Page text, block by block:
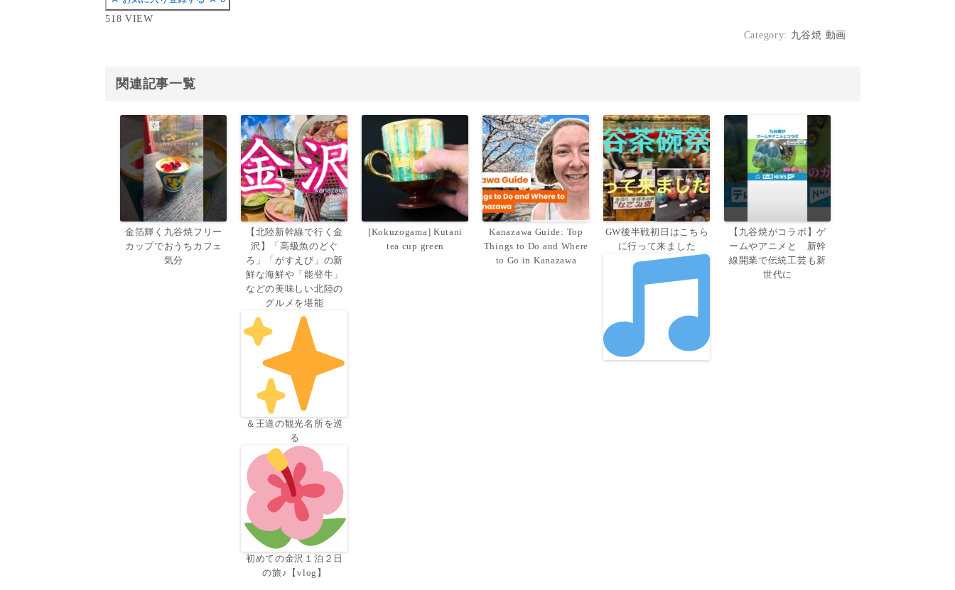
518 VIEW
Category: 九谷焼 動画
関連記事一覧
金箔輝く九谷焼フリー
カップでおうちカフェ
気分
【北陸新幹線で行く金
沢】「高級魚のどぐ
ろ」「がすえび」の新
鮮な海鮮や「能登牛」
などの美味しい北陸の
グルメを堪能
＆王道の観光名所を巡
る
初めての金沢１泊２日
の旅♪【vlog】
[Kokuzogama] Kutani
tea cup green
Kanazawa Guide: Top
Things to Do and Where
to Go in Kanazawa
GW後半戦初日はこちら
に行って来ました
【九谷焼がコラボ】ゲ
ームやアニメと 新幹
線開業で伝統工芸も新
世代に